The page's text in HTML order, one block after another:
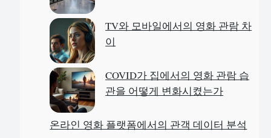
TV와 모바일에서의 영화 관람 차
이
COVID가 집에서의 영화 관람 습
관을 어떻게 변화시켰는가
온라인 영화 플랫폼에서의 관객 데이터 분석